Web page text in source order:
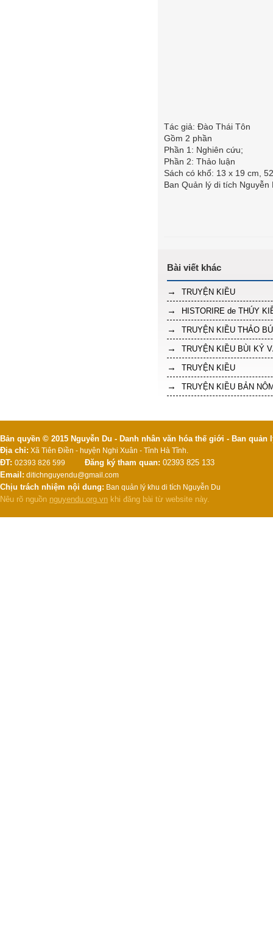
Tác giả: Đào Thái Tôn
Gồm 2 phần
Phần 1: Nghiên cứu;
Phần 2: Thảo luận
Sách có khổ: 13 x 19 cm,
Ban Quản lý di tích
TRUYỆN KIỀU
HISTORIRE de THÚY
TRUYỆN KIỀU THẢO
TRUYỆN KIỀU BÙI KỶ
TRUYỆN KIỀU
TRUYỆN KIỀU BẢN
Bản quyền © 2015 Nguyễn Du - Danh nhân văn hóa thế giới - Ban
Địa chỉ: Xã Tiên Điền - huyện Nghi Xuân - Tỉnh Hà Tĩnh.
ĐT: 02393 826 599 Đăng ký tham quan: 02393 825 133
Email: ditichnguyendu@gmail.com
Chịu trách nhiệm nội dung: Ban quản lý khu di tích Nguyễn Du
Nêu rõ nguồn nguyendu.org.vn khi đăng bài từ website này.